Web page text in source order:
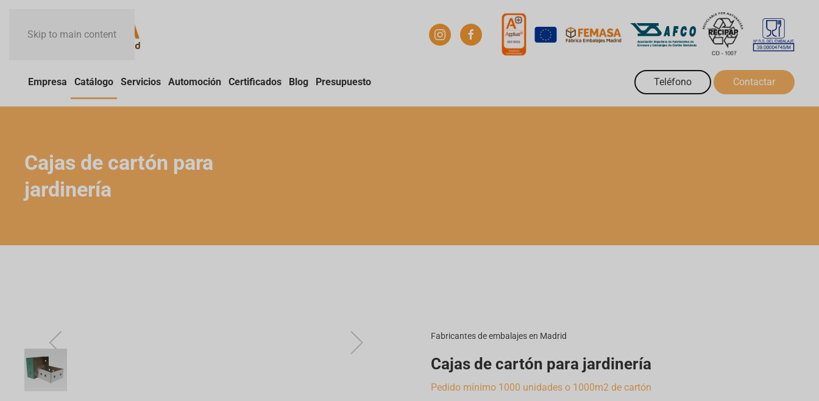
Skip to main content
Empresa Catálogo Servicios Automoción Certificados Blog Presupuesto Teléfono Contactar
Cajas de cartón para
jardinería
Fabricantes de embalajes en Madrid
Cajas de cartón para jardinería
Pedido mínimo 1000 unidades o 1000m2 de cartón